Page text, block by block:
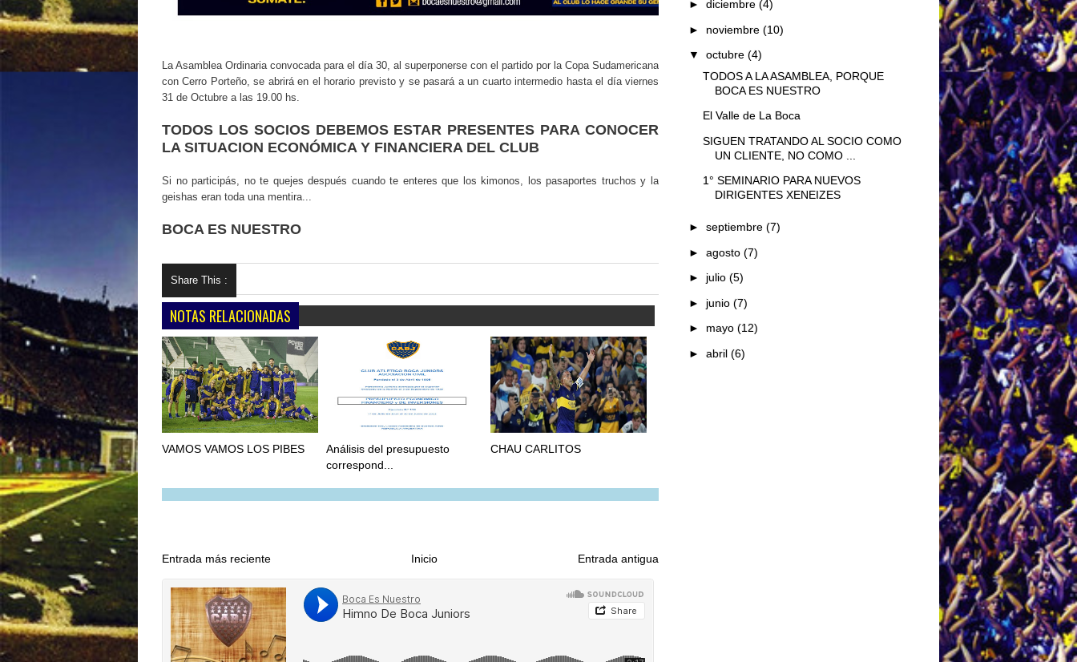
La Asamblea Ordinaria convocada para el día 30, al superponerse con el partido por la Copa Sudamericana
con Cerro Porteño, se abrirá en el horario previsto y se pasará a un cuarto intermedio hasta el día viernes
31 de Octubre a las 19.00 hs.
TODOS LOS SOCIOS DEBEMOS ESTAR PRESENTES PARA CONOCER
LA SITUACION ECONÓMICA Y FINANCIERA DEL CLUB
Si no participás, no te quejes después cuando te enteres que los kimonos, los pasaportes truchos y la
geishas eran toda una mentira...
BOCA ES NUESTRO
Share This :
NOTAS RELACIONADAS
VAMOS VAMOS LOS PIBES
Análisis del presupuesto
correspond...
CHAU CARLITOS
Entrada más reciente Entrada antigua
Inicio
► diciembre (4)
► noviembre (10)
▼ octubre (4)
TODOS A LA ASAMBLEA, PORQUE
BOCA ES NUESTRO
El Valle de La Boca
SIGUEN TRATANDO AL SOCIO COMO
UN CLIENTE, NO COMO ...
1° SEMINARIO PARA NUEVOS
DIRIGENTES XENEIZES
► septiembre (7)
► agosto (7)
► julio (5)
► junio (7)
► mayo (12)
► abril (6)